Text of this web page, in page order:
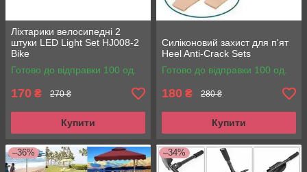
Ліхтарики велосипедні 2
штуки LED Light Set HJ008-2
Bike
Готово до відправки 100 од.
170 ₴ 270 ₴
Купити
Силіконовий захист для п'ят
Heel Anti-Crack Sets
Готово до відправки 100 од.
180 ₴ 280 ₴
Купити
–36% –34%